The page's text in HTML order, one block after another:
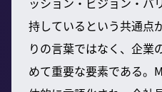
持しているという共通点
りの言葉ではなく、企業
めて重要な要素である。